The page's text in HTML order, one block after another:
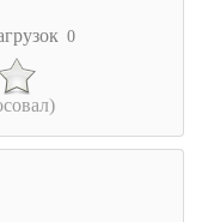
0